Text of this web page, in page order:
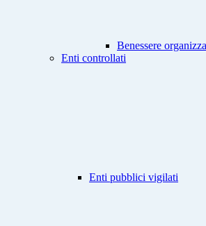
Benessere
Enti controllati
Enti pubblici vigilati